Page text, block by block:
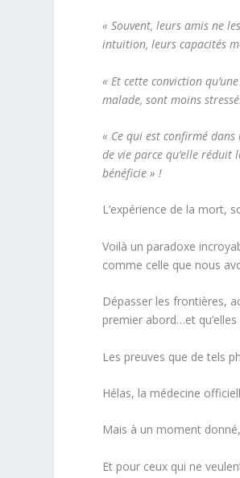
« Souvent, leurs amis ne
intuition, leurs capacités
« Et cette conviction
malade, sont moins
« Ce qui est confirmé
de vie parce qu’elle réduit
bénéficie » !
L’expérience de la mort,
Voilà un paradoxe
comme celle que nous
Dépasser les frontières,
premier abord…et
Les preuves que de tels
Hélas, la médecine
Mais à un moment
Et pour ceux qui ne